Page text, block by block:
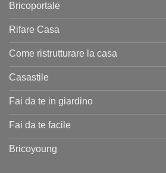
Bricoportale
Rifare Casa
Come ristrutturare la casa
Casastile
Fai da te in giardino
Fai da te facile
Bricoyoung